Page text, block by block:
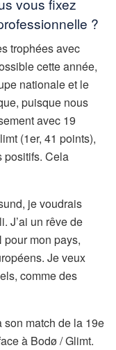
?
trophées avec
cette année,
nationale et le
puisque nous
avec 19
(1er, 41 points),
positifs. Cela
je voudrais
J’ai un rêve de
mon pays,
Je veux
comme des
match de la 19e
à Bodø / Glimt.